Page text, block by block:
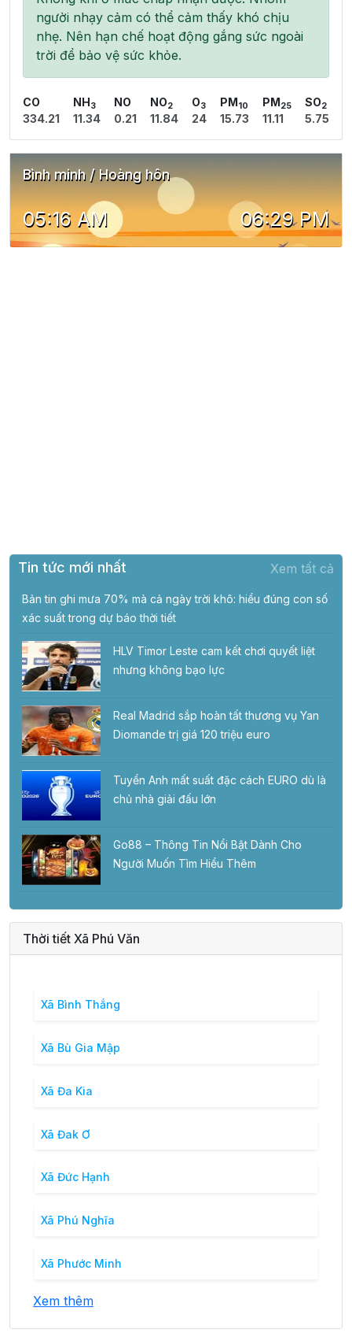
người nhạy cảm có thể cảm thấy khó chịu
nhẹ. Nên hạn chế hoạt động gắng sức ngoài
trời để bảo vệ sức khỏe.
CO
334.21
NH 3
11.34
NO
0.21
NO2
11.84
O3
24
PM 10
15.73
PM 25
11.11
SO2
5.75
Bình minh / Hoàng hôn
05:16 AM 06:29 PM
Tin tức mới nhất Xem tất cả
Bản tin ghi mưa 70% mà cả ngày trời khô: hiểu đúng con số
xác suất trong dự báo thời tiết
HLV Timor Leste cam kết chơi quyết liệt
nhưng không bạo lực
Real Madrid sắp hoàn tất thương vụ Yan
Diomande trị giá 120 triệu euro
Tuyển Anh mất suất đặc cách EURO dù là
chủ nhà giải đấu lớn
Go88 – Thông Tin Nổi Bật Dành Cho
Người Muốn Tìm Hiểu Thêm
Thời tiết Xã Phú Văn
Xã Bình Thắng
Xã Bù Gia Mập
Xã Đa Kia
Xã Đak Ơ
Xã Đức Hạnh
Xã Phú Nghĩa
Xã Phước Minh
Xem thêm